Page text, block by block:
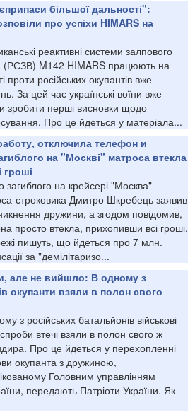
більшої дальності":
про успіхи HIMARS на
реактивні системи залпового
(РСЗВ) M142 HIMARS працюють на
проти російських окупантів вже
За цей час українські воїни вже
зробити перші висновки щодо
Про це йдеться у матеріала...
отключила телефон и
на "Москві" матроса втекла
загиблого на крейсері "Москва"
строковика Дмитро Шкребець заявив
дружини, а згодом повідомив,
просто втекла, прихопивши всі гроші.
пишуть, що йдеться про 7 млн.
за "демілітаризо...
але не вийшло: В одному з
окупанти взяли в полон свого
з російських батальйонів військові
втечі взяли в полон свого ж
Про це йдеться у перехопленні
окупанта з дружиною,
Головним управлінням
передають Патріоти України. Як